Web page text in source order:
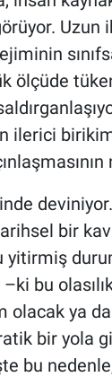
Uzun
ölçüde
ilerici
bir
yitirmiş
bu
ya
bir yola
bu